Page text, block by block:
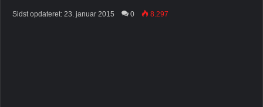
Sidst opdateret: 23. januar 2015 0 8.297